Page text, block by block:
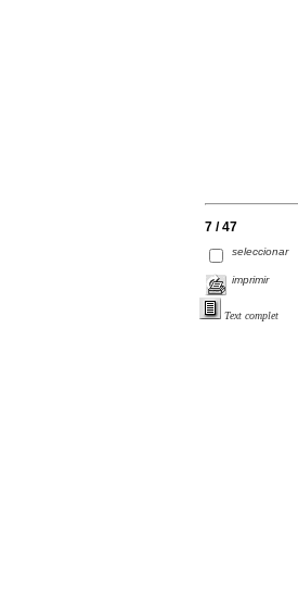
7 / 47
seleccionar
imprimir
Text complet